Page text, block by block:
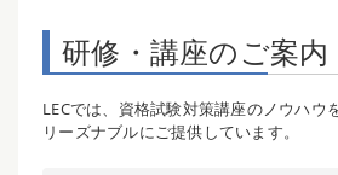
研修・講座のご案内
LECでは、資格試験対策講座のノウハウ
リーズナブルにご提供しています。